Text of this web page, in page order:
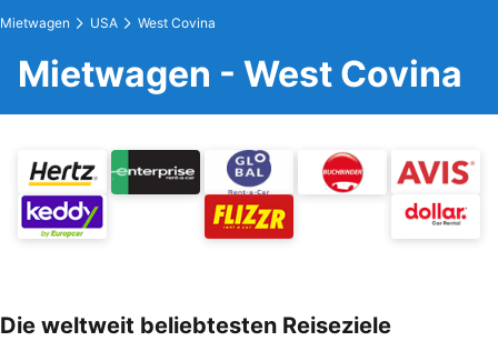
Mietwagen USA West Covina
Mietwagen - West Covina
Die weltweit beliebtesten Reiseziele